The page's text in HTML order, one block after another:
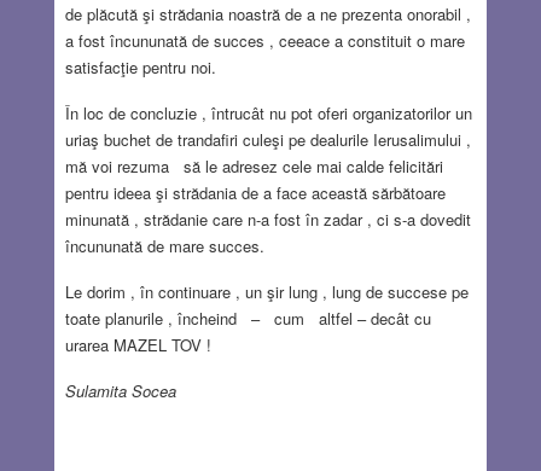
de plăcută şi strădania noastră de a ne prezenta onorabil ,
a fost încununată de succes , ceeace a constituit o mare
satisfacţie pentru noi.
În loc de concluzie , întrucât nu pot oferi organizatorilor un
uriaş buchet de trandafiri culeşi pe dealurile Ierusalimului ,
mă voi rezuma să le adresez cele mai calde felicitări
pentru ideea şi strădania de a face această sărbătoare
minunată , strădanie care n-a fost în zadar , ci s-a dovedit
încununată de mare succes.
Le dorim , în continuare , un şir lung , lung de succese pe
toate planurile , încheind – cum altfel – decât cu
urarea MAZEL TOV !
Sulamita Socea